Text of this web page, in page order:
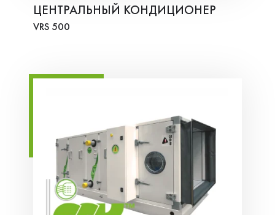
ЦЕНТРАЛЬНЫЙ КОНДИЦИОНЕР
VRS 500